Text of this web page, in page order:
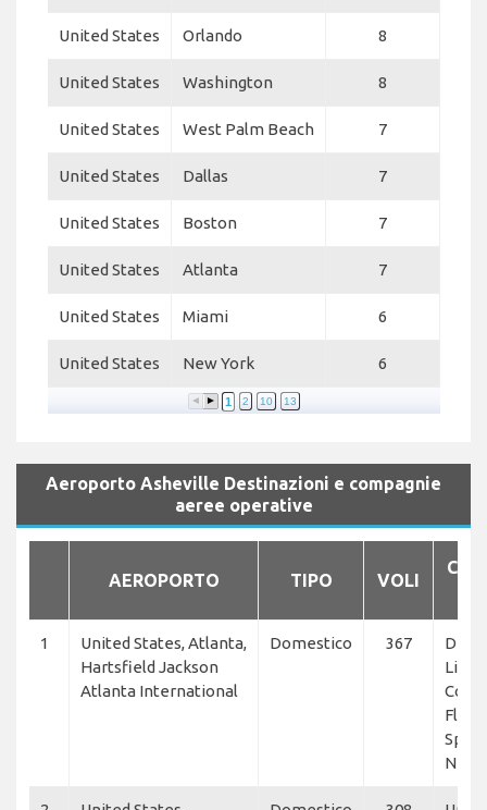
United States Orlando 8
United States Washington 8
United States West Palm Beach 7
United States Dallas 7
United States Boston 7
United States Atlanta 7
United States Miami 6
United States New York 6
1 2 10 13
Aeroporto Asheville Destinazioni e compagnie
aeree operative
AEROPORTO TIPO VOLI
1
United States, Atlanta,
Hartsfield Jackson
Atlanta International
Domestico 367